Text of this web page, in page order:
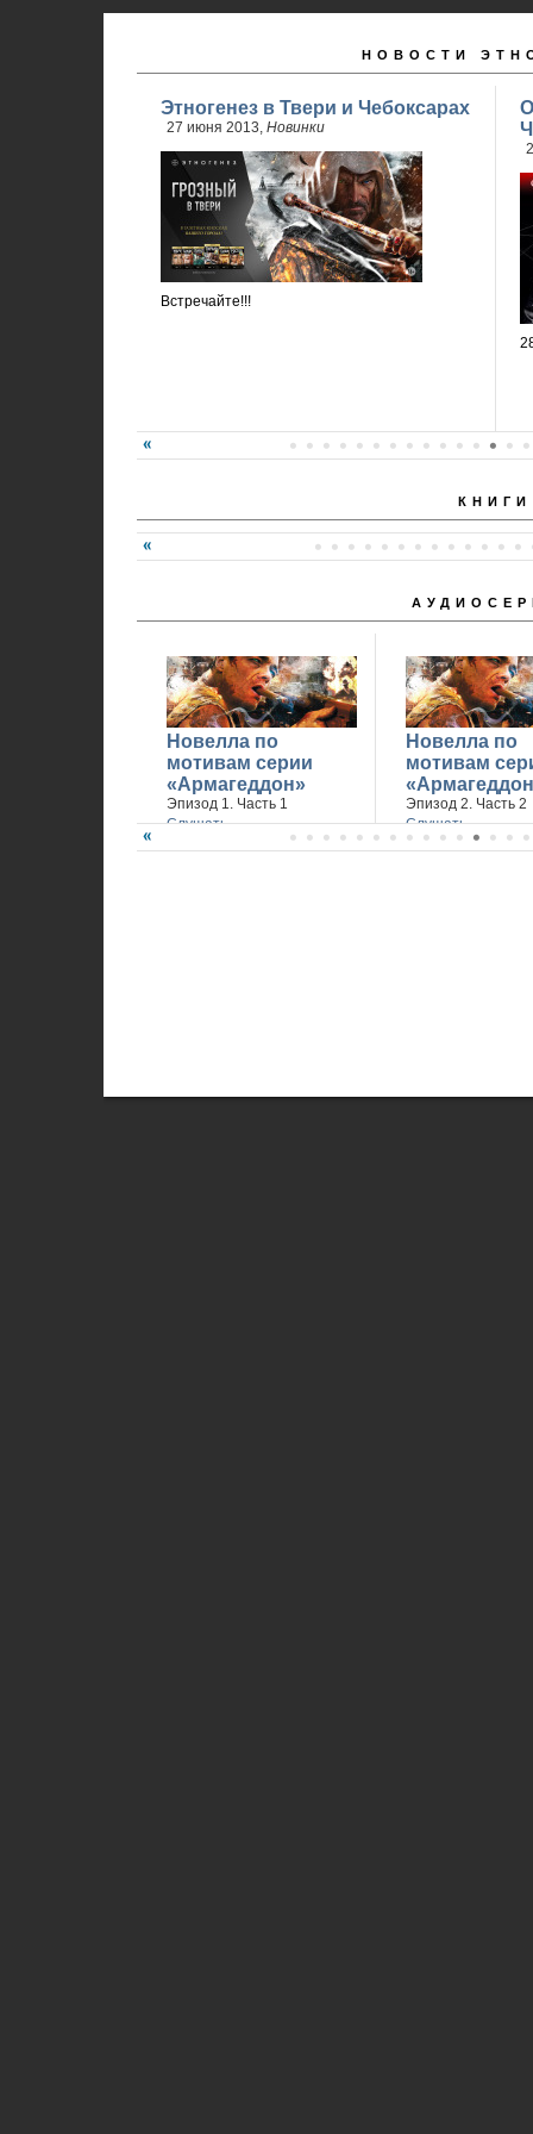
НОВОСТИ
Этногенез в Твери и Чебоксарах
27 июня 2013, Новинки
Встречайте!!!
КНИГИ
Новелла по
мотивам серии
«Армагеддон»
Эпизод 1. Часть 1
Слушать
Новелла по
мотивам
Эпизод 2. Часть 2
Слушать